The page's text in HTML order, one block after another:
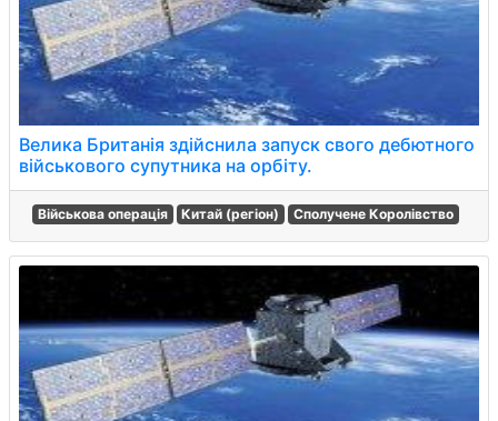
Велика Британія здійснила запуск свого дебютного
військового супутника на орбіту.
Військова операція Китай (регіон) Сполучене Королівство